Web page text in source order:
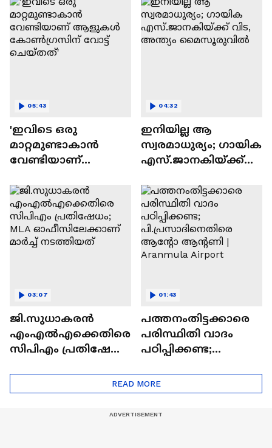
'ഇവിടെ ഒരു
മാറ്റമുണ്ടാകാൻ
വേണ്ടിയാണ്
കോൺഗ്രസിന് വോട്ട്
ചെയ്തത്'
05:43
ഇനിയില്ല ആ
സ്വരമാധുര്യം; ഗായിക
എസ്.ജാനകിയ്ക്ക്
മൈസൂരുവില്‍
04:32
ജി.സുധാകരൻ
എംഎൽഎക്കെതിരെ
സിപിഎം പ്രതിഷേധം;
ഓഫീസിലേക്കാണ്
മാർച്ച് നടത്തിയത്
03:07
പത്തനംതിട്ടക്കാരെ
പരിസ്ഥിതി വാദം
പഠിപ്പിക്കണ്ട;
ആന്‍റോ ആന്‍റണി |
Aranmula Airport
01:43
READ MORE